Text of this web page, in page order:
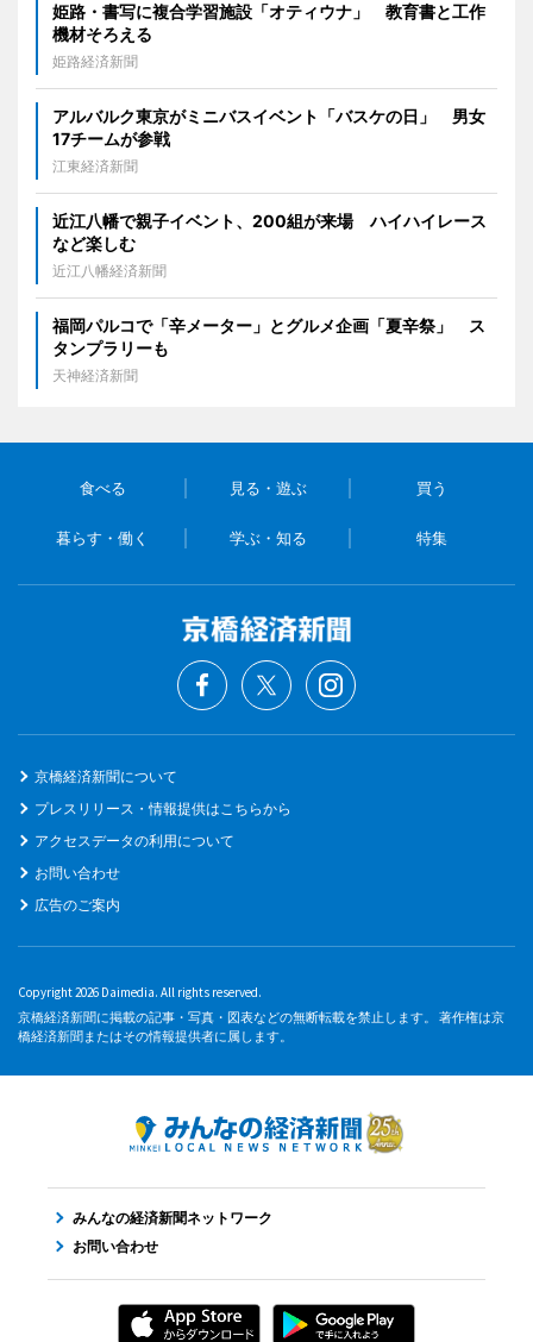
姫路・書写に複合学習施設「オティウナ」 教育書と工作
機材そろえる
姫路経済新聞
アルバルク東京がミニバスイベント「バスケの日」 男女
17チームが参戦
江東経済新聞
近江八幡で親子イベント、200組が来場 ハイハイレース
など楽しむ
近江八幡経済新聞
福岡パルコで「辛メーター」とグルメ企画「夏辛祭」 ス
タンプラリーも
天神経済新聞
食べる 見る・遊ぶ 買う
暮らす・働く 学ぶ・知る 特集
京橋経済新聞について
プレスリリース・情報提供はこちらから
アクセスデータの利用について
お問い合わせ
広告のご案内
Copyright 2026 Daimedia. All rights reserved.
京橋経済新聞に掲載の記事・写真・図表などの無断転載を禁止します。 著作権は京
橋経済新聞またはその情報提供者に属します。
みんなの経済新聞ネットワーク
お問い合わせ